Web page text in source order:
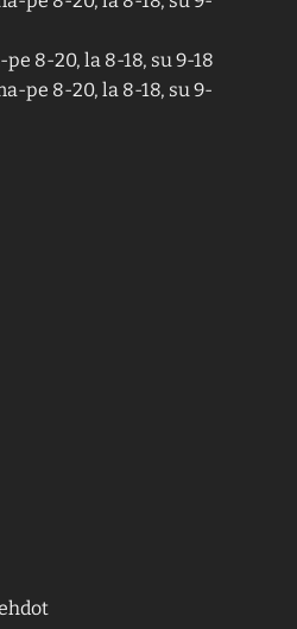
pe 8-20, la 8-18, su 9-18
pe 8-20, la 8-18, su 9-